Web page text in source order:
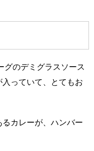
グのデミグラスソース
っていて、とてもお
カレーが、ハンバー